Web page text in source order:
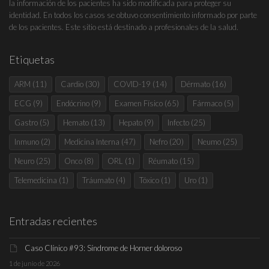
la información de los pacientes ha sido modificada para proteger su
identidad. En todos los casos se obtuvo consentimiento informado por parte
de los pacientes. Este sitio está destinado a profesionales de la salud.
Etiquetas
ARM (11) Cardio (30) COVID-19 (14) Dérmato (16)
ECG (9) Endócrino (9) Examen Físico (65) Fármaco (5)
Gastro (5) Hemato (13) Hepato (9) Infecto (25)
Inmuno (2) Medicina Interna (47) Nefro (20) Neumo (25)
Neuro (25) Onco (8) ORL (1) Réumato (15)
Telemedicina (1) Tráumato (4) Tóxico (1) Uro (1)
Entradas recientes
Caso Clínico #93: Síndrome de Horner doloroso
1 de junio de 2026